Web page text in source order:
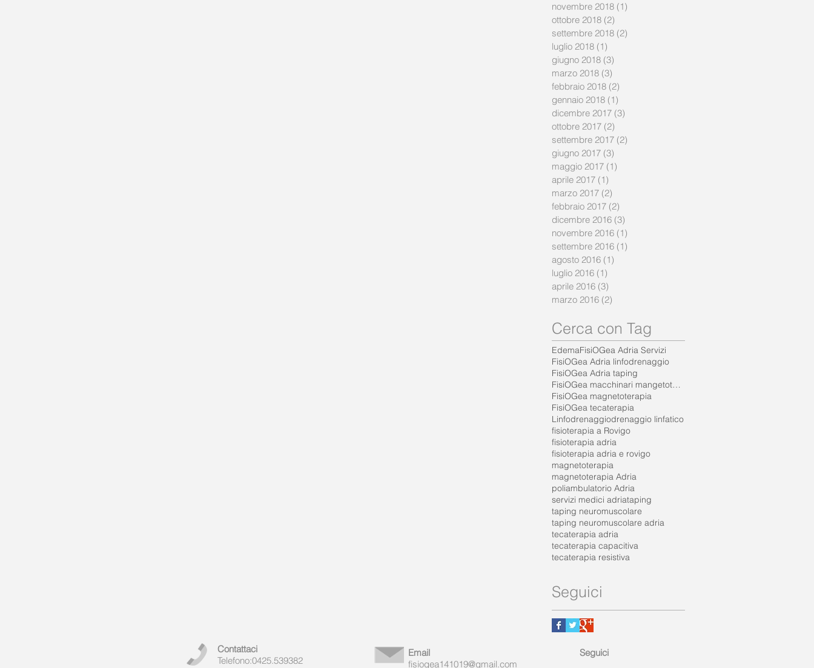
novembre 2018 (1)
ottobre 2018 (2)
settembre 2018 (2)
luglio 2018 (1)
giugno 2018 (3)
marzo 2018 (3)
febbraio 2018 (2)
gennaio 2018 (1)
dicembre 2017 (3)
ottobre 2017 (2)
settembre 2017 (2)
giugno 2017 (3)
maggio 2017 (1)
aprile 2017 (1)
marzo 2017 (2)
febbraio 2017 (2)
dicembre 2016 (3)
novembre 2016 (1)
settembre 2016 (1)
agosto 2016 (1)
luglio 2016 (1)
aprile 2016 (3)
marzo 2016 (2)
Cerca con Tag
EdemaFisiOGea Adria Servizi
FisiOGea Adria linfodrenaggio
FisiOGea Adria taping
FisiOGea macchinari mangetoterapia
FisiOGea magnetoterapia
FisiOGea tecaterapia
Linfodrenaggiodrenaggio linfatico
fisioterapia a Rovigo
fisioterapia adria
fisioterapia adria e rovigo
magnetoterapia
magnetoterapia Adria
poliambulatorio Adria
servizi medici adriataping
taping neuromuscolare
taping neuromuscolare adria
tecaterapia adria
tecaterapia capacitiva
tecaterapia resistiva
Seguici
Contattaci
Telefono:0425.539382
Email
fisiogea141019@gmail.com
Seguici